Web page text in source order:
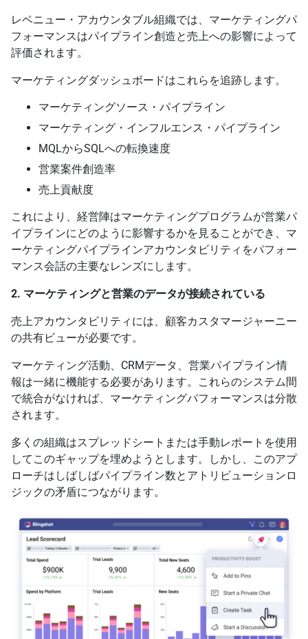
レベニュー・アカウンタブル組織では、マーケティングパ
フォーマンスはパイプライン創造と売上への影響によって
評価されます。
マーケティングダッシュボードはこれらを追跡します。
マーケティングソース・パイプライン
マーケティング・インフルエンス・パイプライン
MQLからSQLへの転換速度
営業案件創造率
売上貢献度
これにより、経営陣はマーケティングプログラムが営業パ
イプラインにどのように影響するかを見ることができ、マ
ーケティングパイプラインアカウンタビリティをパフォー
マンス会話の主要なレンズにします。
2. マーケティングと営業のデータが接続されている
売上アカウンタビリティには、顧客カスタマージャーニー
の共有ビューが必要です。
マーケティング活動、CRMデータ、営業パイプライン情
報は一緒に機能する必要があります。これらのシステム間
で統合がなければ、マーケティングパフォーマンスは分散
されます。
多くの組織はスプレッドシートまたは手動レポートを使用
してこのギャップを埋めようとします。しかし、このアプ
ローチはしばしばパイプライン数とアトリビューションロ
ジックの矛盾につながります。